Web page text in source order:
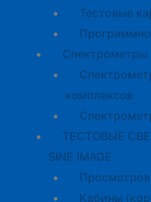
Тестовые
Спектрометры
комплексов
ТЕСТОВЫЕ
SINE IMAGE
Кабины